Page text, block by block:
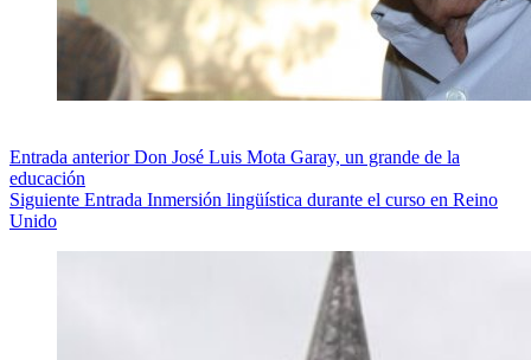
Entrada anteriorDon José Luis Mota Garay, un grande de la
educación
Siguiente Entrada Inmersión lingüística durante el curso en Reino
Unido